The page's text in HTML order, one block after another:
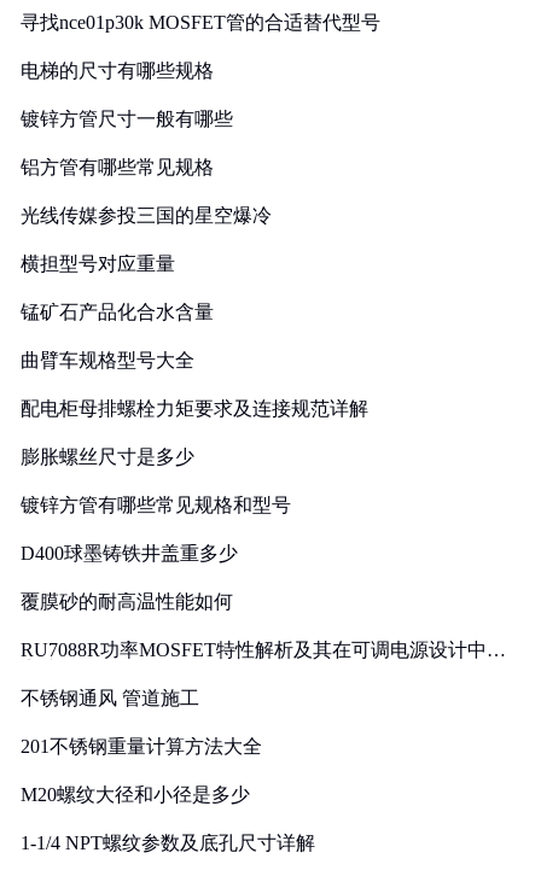
寻找nce01p30k MOSFET管的合适替代型号
电梯的尺寸有哪些规格
镀锌方管尺寸一般有哪些
铝方管有哪些常见规格
光线传媒参投三国的星空爆冷
横担型号对应重量
锰矿石产品化合水含量
曲臂车规格型号大全
配电柜母排螺栓力矩要求及连接规范详解
膨胀螺丝尺寸是多少
镀锌方管有哪些常见规格和型号
D400球墨铸铁井盖重多少
覆膜砂的耐高温性能如何
RU7088R功率MOSFET特性解析及其在可调电源设计中的
不锈钢通风 管道施工
201不锈钢重量计算方法大全
M20螺纹大径和小径是多少
1-1/4 NPT螺纹参数及底孔尺寸详解